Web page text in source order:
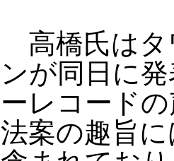
高橋氏はタ
ンが同日に
ーレコード
法案の趣旨